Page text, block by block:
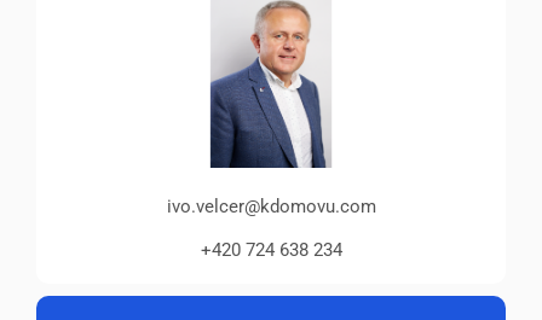
ivo.velcer@kdomovu.com
+420 724 638 234